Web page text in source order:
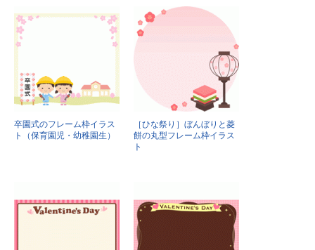
卒園式のフレーム枠イラス
ト（保育園児・幼稚園生）
［ひな祭り］ぼんぼりと菱
餅の丸型フレーム枠イラス
ト